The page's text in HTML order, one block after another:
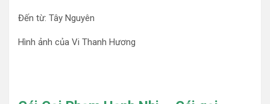
Đến từ: Tây Nguyên
Hình ảnh của Vi Thanh Hương